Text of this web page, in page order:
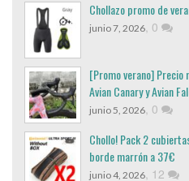
Chollazo promo de
junio 7, 2026, 0
[Promo verano]
Avian Canary y Avian
junio 5, 2026, 0
Chollo! Pack 2
borde marrón a 37€
junio 4, 2026, 12